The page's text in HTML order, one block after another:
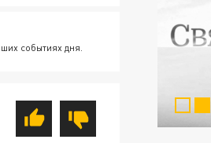
событиях дня.